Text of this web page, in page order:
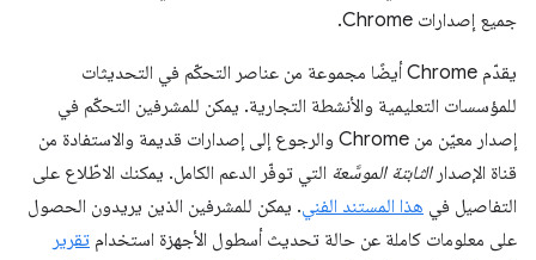
جميع إصدارات Chrome.
يقدّم Chrome أيضًا مجموعة من عناصر التحكّم في التحديثات
للمؤسسات التعليمية والأنشطة التجارية. يمكن للمشرفين التحكّم في
إصدار معيّن من Chrome والرجوع إلى إصدارات قديمة والاستفادة من
قناة الإصدارالثابتة الموسَّعة التي توفّر الدعم الكامل. يمكنك الاطّلاع على
التفاصيل في هذا المستند الفني. يمكن للمشرفين الذين يريدون الحصول
على معلومات كاملة عن حالة تحديث أسطول الأجهزة استخدام تقرير